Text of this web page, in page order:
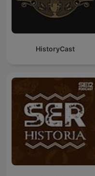
HistoryCast